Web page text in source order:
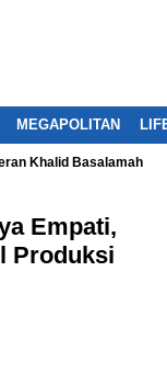
MEGAPOLITAN
Khalid Basalamah
Empati,
Produksi